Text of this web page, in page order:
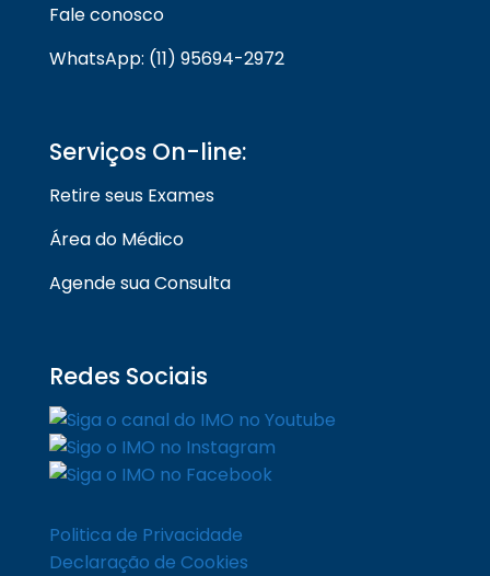
Fale conosco
WhatsApp: (11) 95694-2972
Serviços On-line:
Retire seus Exames
Área do Médico
Agende sua Consulta
Redes Sociais
Politica de Privacidade
Declaração de Cookies